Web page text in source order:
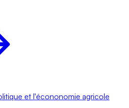
et l'écononomie agricole